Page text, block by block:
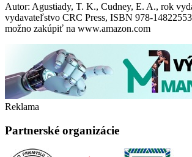
Autor: Agustiady, T. K., Cudney, E. A., rok
vydavateľstvo CRC Press, ISBN 978-
možno zakúpiť na www.amazon.com
Reklama
Partnerské organizácie